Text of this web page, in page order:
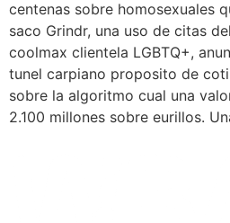
centenas sobre homosexuales
saco Grindr, una uso de citas
coolmax clientela LGBTQ+,
tunel carpiano proposito de
sobre la algoritmo cual una
2.100 millones sobre eurillos.